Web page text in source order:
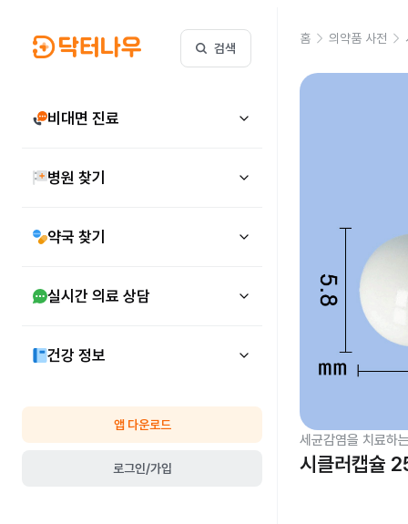
검색
비대면 진료
병원 찾기
약국 찾기
실시간 의료 상담
건강 정보
앱 다운로드
로그인/가입
홈 의약품 사전
세균감염을 치료하
시클러캡슐